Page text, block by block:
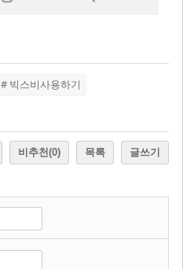
# 빅스비사용하기
비추천(0) 목록 글쓰기